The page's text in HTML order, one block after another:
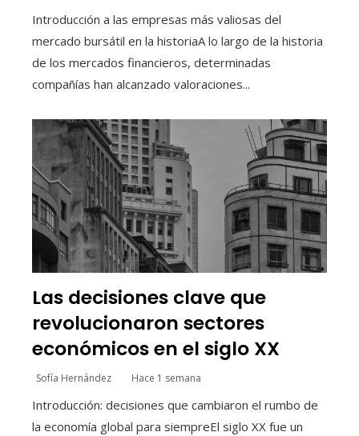
Introducción a las empresas más valiosas del
mercado bursátil en la historiaA lo largo de la historia
de los mercados financieros, determinadas
compañías han alcanzado valoraciones...
Las decisiones clave que
revolucionaron sectores
económicos en el siglo XX
Sofía Hernández Hace 1 semana
Introducción: decisiones que cambiaron el rumbo de
la economía global para siempreEl siglo XX fue un